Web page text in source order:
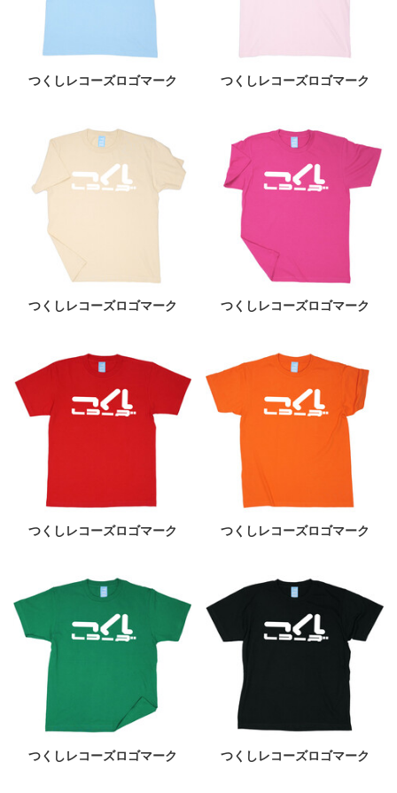
つくしレコーズロゴマーク つくしレコーズロゴマーク
つくしレコーズロゴマーク つくしレコーズロゴマーク
つくしレコーズロゴマーク つくしレコーズロゴマーク
つくしレコーズロゴマーク つくしレコーズロゴマーク